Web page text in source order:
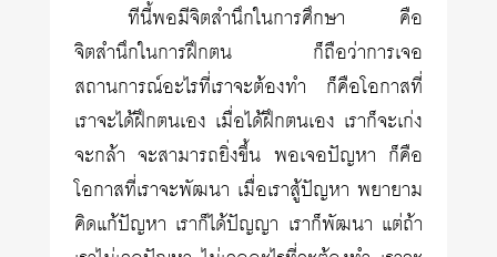
ทีนี้พอมีจิตสำนึกในการศึกษา คือ
จิตสำนึกในการฝึกตน ก็ถือว่าการเจอ
สถานการณ์อะไรที่เราจะต้องทำ ก็คือโอกาสที่
เราจะได้ฝึกตนเอง เมื่อได้ฝึกตนเอง เราก็จะเก่ง
จะกล้า จะสามารถยิ่งขึ้น พอเจอปัญหา ก็คือ
โอกาสที่เราจะพัฒนา เมื่อเราสู้ปัญหา พยายาม
คิดแก้ปัญหา เราก็ได้ปัญญา เราก็พัฒนา แต่ถ้า